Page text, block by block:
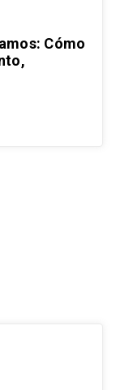
Cómo